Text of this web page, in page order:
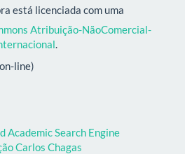
está licenciada com uma
Atribuição-NãoComercial-
.
line)
Academic Search Engine
Carlos Chagas